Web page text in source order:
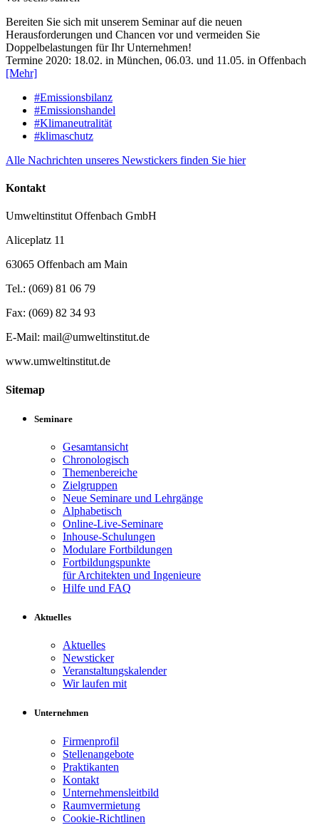
Bereiten Sie sich mit unserem Seminar auf die neuen
Herausforderungen und Chancen vor und vermeiden Sie
Doppelbelastungen für Ihr Unternehmen!
Termine 2020: 18.02. in München, 06.03. und 11.05. in Offenbach
[Mehr]
#Emissionsbilanz
#Emissionshandel
#Klimaneutralität
#klimaschutz
Alle Nachrichten unseres Newstickers finden Sie hier
Kontakt
Umweltinstitut Offenbach GmbH
Aliceplatz 11
63065 Offenbach am Main
Tel.: (069) 81 06 79
Fax: (069) 82 34 93
E-Mail: mail@umweltinstitut.de
www.umweltinstitut.de
Sitemap
Seminare
Gesamtansicht
Chronologisch
Themenbereiche
Zielgruppen
Neue Seminare und Lehrgänge
Alphabetisch
Online-Live-Seminare
Inhouse-Schulungen
Modulare Fortbildungen
Fortbildungspunkte
für Architekten und Ingenieure
Hilfe und FAQ
Aktuelles
Aktuelles
Newsticker
Veranstaltungskalender
Wir laufen mit
Unternehmen
Firmenprofil
Stellenangebote
Praktikanten
Kontakt
Unternehmensleitbild
Raumvermietung
Cookie-Richtlinen